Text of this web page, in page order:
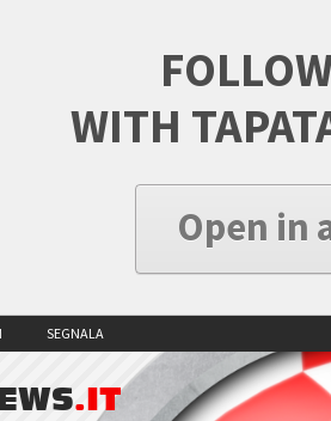
WITH
Open in
SEGNALA
.IT